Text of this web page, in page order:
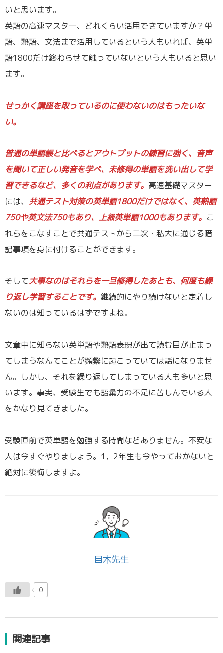
いと思います。
英語の高速マスター、どれくらい活用できていますか？単
語、熟語、文法まで活用しているという人もいれば、英単
語1800だけ終わらせて触っていないという人もいると思い
ます。
せっかく講座を取っているのに使わないのはもったいな
い。
普通の単語帳と比べるとアウトプットの練習に強く、音声
を聞いて正しい発音を学べ、未修得の単語を洗い出して学
習できるなど、多くの利点があります。 高速基礎マスター
には、 共通テスト対策の英単語1800だけではなく、英熟語
750や英文法750もあり、上級英単語1000もあります。 こ
れらをこなすことで共通テストから二次・私大に通じる暗
記事項を身に付けることができます。
そして大事なのはそれらを一旦修得したあとも、何度も繰
り返し学習することです。 継続的にやり続けないと定着し
ないのは知っているはずですよね。
文章中に知らない英単語や熟語表現が出て読む目が止まっ
てしまうなんてことが頻繁に起こっていては話になりませ
ん。しかし、それを繰り返してしまっている人も多いと思
います。事実、受験生でも語彙力の不足に苦しんでいる人
をかなり見てきました。
受験直前で英単語を勉強する時間などありません。不安な
人は今すぐやりましょう。1，2年生も今やっておかないと
絶対に後悔しますよ。
目木先生
0
関連記事